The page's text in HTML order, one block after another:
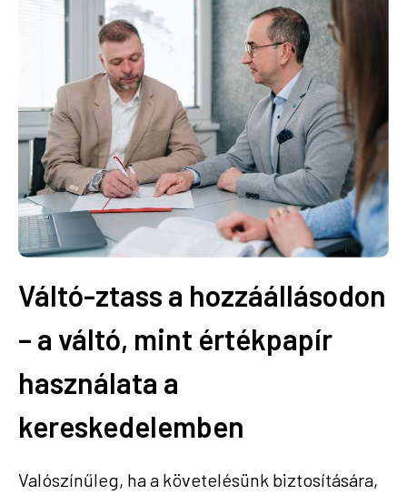
Váltó-ztass a hozzáállásodon
– a váltó, mint értékpapír
használata a
kereskedelemben
Valószínűleg, ha a követelésünk biztosítására,